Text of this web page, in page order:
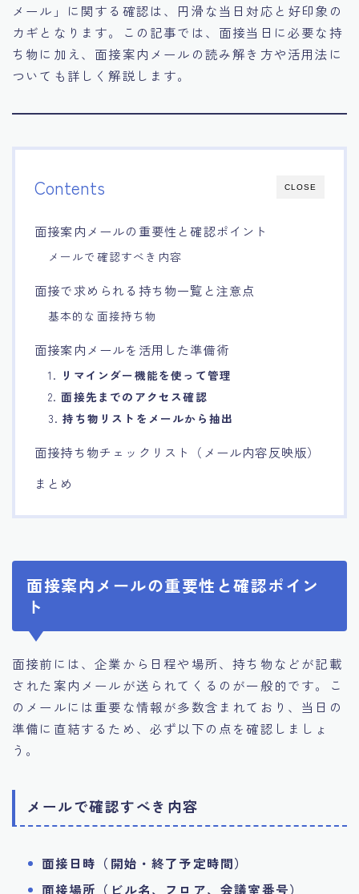
15.職場適応力をアピールする方法
16.エージェントと良好な関係を築く方法
18.転職後の職場に適応するためのヒント
メール」に関する確認は、円滑な当日対応と好印象の
カギとなります。この記事では、面接当日に必要な持
ち物に加え、面接案内メールの読み解き方や活用法に
ついても詳しく解説します。
CLOSE
Contents
面接案内メールの重要性と確認ポイント
メールで確認すべき内容
面接で求められる持ち物一覧と注意点
基本的な面接持ち物
面接案内メールを活用した準備術
1. リマインダー機能を使って管理
2.面接先までのアクセス確認
3.持ち物リストをメールから抽出
面接持ち物チェックリスト（メール内容反映版）
まとめ
面接案内メールの重要性と確認ポイン
ト
面接前には、企業から日程や場所、持ち物などが記載
された案内メールが送られてくるのが一般的です。こ
のメールには重要な情報が多数含まれており、当日の
準備に直結するため、必ず以下の点を確認しましょ
う。
メールで確認すべき内容
面接日時（開始・終了予定時間）
面接場所（ビル名、フロア、会議室番号）